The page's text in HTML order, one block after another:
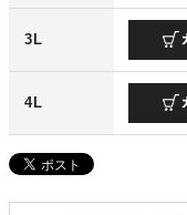
3L
4L